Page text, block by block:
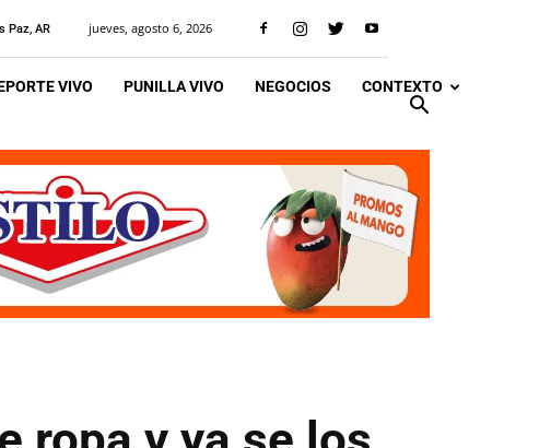
Paz, AR jueves, agosto 6, 2026
VIVO PUNILLA VIVO NEGOCIOS CONTEXTO